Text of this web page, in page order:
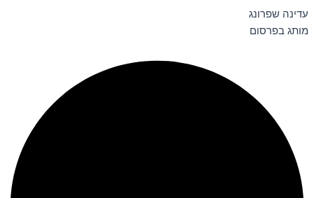
עדינה שפרונג
מותג בפרסום